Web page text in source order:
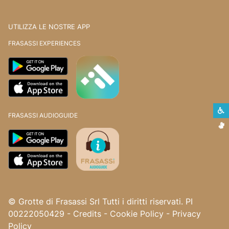
UTILIZZA LE NOSTRE APP
FRASASSI EXPERIENCES
FRASASSI AUDIOGUIDE
© Grotte di Frasassi Srl Tutti i diritti riservati. PI
00222050429 - Credits - Cookie Policy - Privacy
Policy